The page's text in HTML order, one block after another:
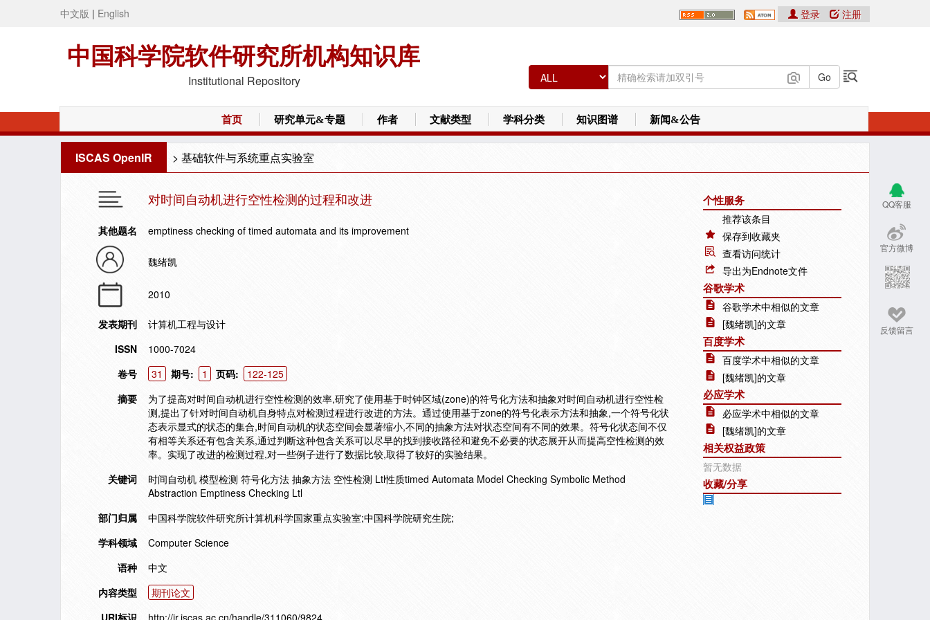
中文版 | English
中国科学院软件研究所机构知识库
Institutional Repository
登录 注册
首页 研究单元&专题 作者 文献类型 学科分类 知识图谱 新闻&公告
ISCAS OpenIR > 基础软件与系统重点实验室
QQ客服
官方微博
反馈留言
对时间自动机进行空性检测的过程和改进
其他题名 emptiness checking of timed automata and its improvement
魏绪凯
2010
发表期刊
计算机工程与设计
ISSN
1000-7024
卷号
31 期号: 1 页码:
122-125
摘要
为了提高对时间自动机进行空性检测的效率,研究了使用基于时钟区域(zone)的符号化方法和抽象对时间自动机进行空性检
测,提出了针对时间自动机自身特点对检测过程进行改进的方法。通过使用基于zone的符号化表示方法和抽象,一个符号化状
态表示显式的状态的集合,时间自动机的状态空间会显著缩小,不同的抽象方法对状态空间有不同的效果。符号化状态间不仅
有相等关系还有包含关系,通过判断这种包含关系可以尽早的找到接收路径和避免不必要的状态展开从而提高空性检测的效
率。实现了改进的检测过程,对一些例子进行了数据比较,取得了较好的实验结果。
关键词
时间自动机 模型检测 符号化方法 抽象方法 空性检测 Ltl性质timed Automata Model Checking Symbolic Method
Abstraction Emptiness Checking Ltl
部门归属
中国科学院软件研究所计算机科学国家重点实验室;中国科学院研究生院;
学科领域
Computer Science
语种
中文
内容类型
期刊论文
URI标识
http://ir.iscas.ac.cn/handle/311060/9824
个性服务
推荐该条目
保存到收藏夹
查看访问统计
导出为Endnote文件
谷歌学术
谷歌学术中相似的文章
[魏绪凯]的文章
百度学术
百度学术中相似的文章
[魏绪凯]的文章
必应学术
必应学术中相似的文章
[魏绪凯]的文章
相关权益政策
暂无数据
收藏/分享